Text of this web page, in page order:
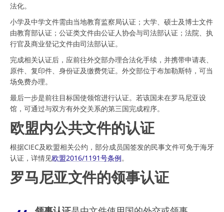
法化。
小学及中学文件需由当地教育监察局认证；大学、硕士及博士文件
由教育部认证；公证类文件由公证人协会与司法部认证；法院、执
行官及商业登记文件由司法部认证。
完成相关认证后，应前往外交部办理合法化手续，并携带申请表、
原件、复印件、身份证及缴费凭证。外交部位于布加勒斯特，可当
场免费办理。
最后一步是前往目标国使领馆进行认证。若该国未在罗马尼亚设
馆，可通过与双方有外交关系的第三国完成程序。
欧盟内公共文件的认证
根据CIEC及欧盟相关公约，部分成员国签发的民事文件可免于海牙
认证，详情见欧盟2016/1191号条例。
罗马尼亚文件的领事认证